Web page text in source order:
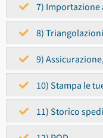
7) Importazione
8) Triangolazioni
9)
10) Stampa le
11) Storico